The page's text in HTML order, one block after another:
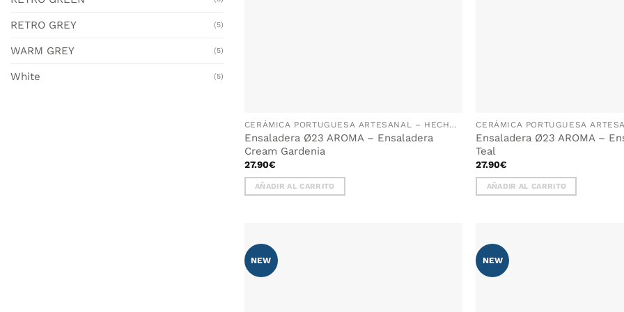
RETRO GREY (5)
WARM GREY (5)
White (5)
CERÁMICA PORTUGUESA ARTESANAL – HECHA A MANO EN PORTUGAL
Ensaladera Ø23 AROMA – Ensaladera
Cream Gardenia
27.90€
AÑADIR AL CARRITO
Ensaladera Ø23 AROMA –
Teal
27.90€
AÑADIR AL CARRITO
NEW NEW